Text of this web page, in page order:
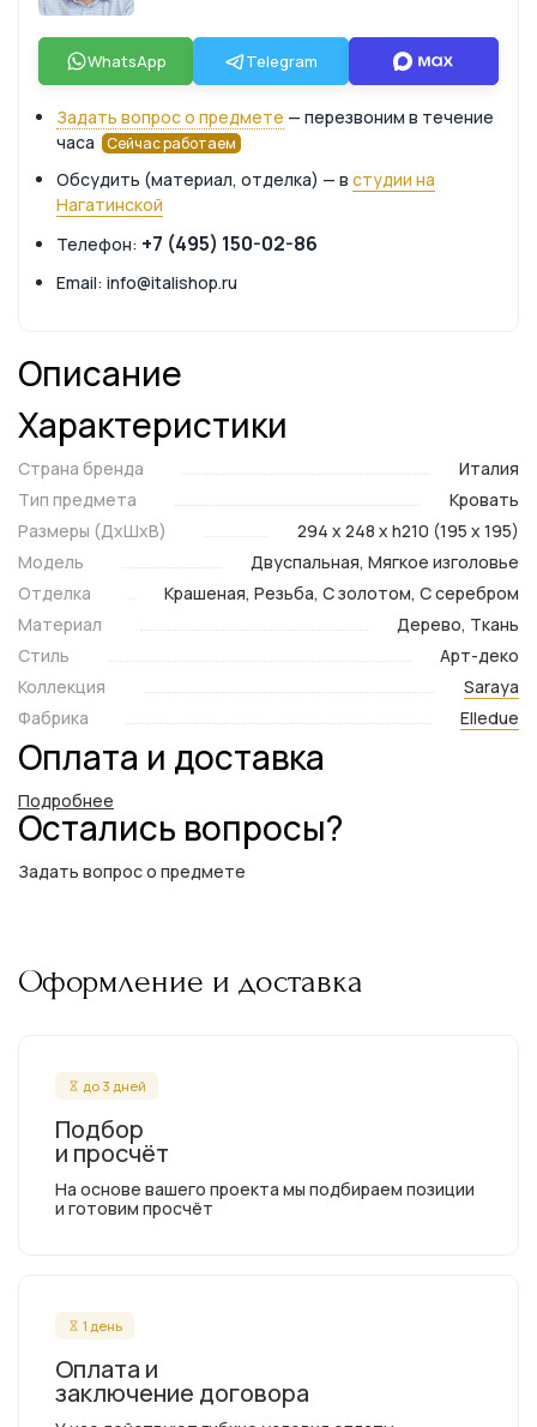
WhatsApp Telegram
Задать вопрос о предмете — перезвоним в течение
часа
Сейчас работаем
Обсудить (материал, отделка) — в студии на
Нагатинской
Телефон: +7 (495) 150-02-86
Email: info@italishop.ru
Описание
Характеристики
Страна бренда
Италия
Тип предмета
Кровать
Размеры (ДxШxВ)
294 x 248 x h210 (195 x 195)
Модель
Двуспальная, Мягкое изголовье
Отделка
Крашеная, Резьба, С золотом, С серебром
Материал
Дерево, Ткань
Стиль
Арт-деко
Коллекция
Saraya
Фабрика
Elledue
Оплата и доставка
Подробнее
Остались вопросы?
Задать вопрос о предмете
Оформление и доставка
до 3 дней
Подбор
и просчёт
На основе вашего проекта мы подбираем позиции
и готовим просчёт
1 день
Оплата и
заключение договора